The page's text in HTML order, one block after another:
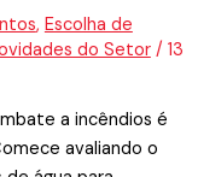
, Escolha de
do Setor/ 13
a incêndios é
avaliando o